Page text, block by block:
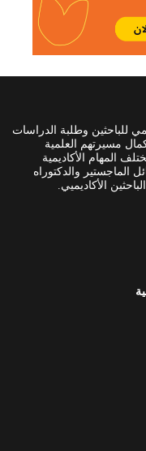
للباحثين وطلبة الدراسات
مسيرتهم العلمية
المهام الأكاديمية
الماجستير والدكتوراه
الأكاديميي.